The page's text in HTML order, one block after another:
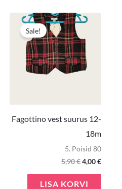
Praegune
Sale!
Fagottino vest suurus 12-
18m
5. Poisid 80
5,90€
Algne
hind
5,90 €.
4,00€
LISA KORVI